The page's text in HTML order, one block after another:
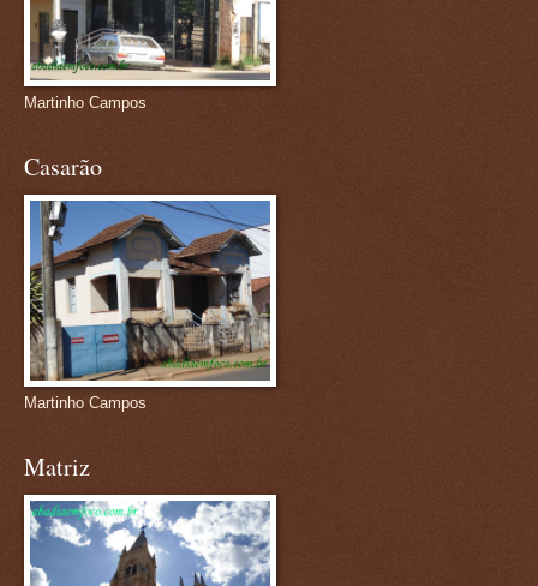
Martinho Campos
Casarão
Martinho Campos
Matriz